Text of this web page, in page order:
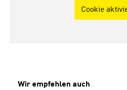
Cookie
Produktgalerie überspringen
Wir empfehlen auch